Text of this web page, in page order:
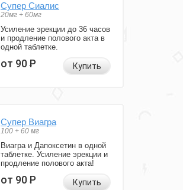
Супер Сиалис
20мг + 60мг
Усиление эрекции до 36 часов
и продление полового акта в
одной таблетке.
от 90Р Купить
Супер Виагра
100 + 60 мг
Виагра и Дапоксетин в одной
таблетке. Усиление эрекции и
продление полового акта!
от 90Р Купить